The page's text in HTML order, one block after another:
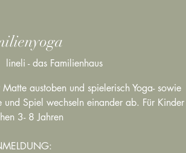
lineli - das Familienhaus
austoben und spielerisch Yoga- sowie
und Spiel wechseln einander ab. Für Kinder
3- 8 Jahren